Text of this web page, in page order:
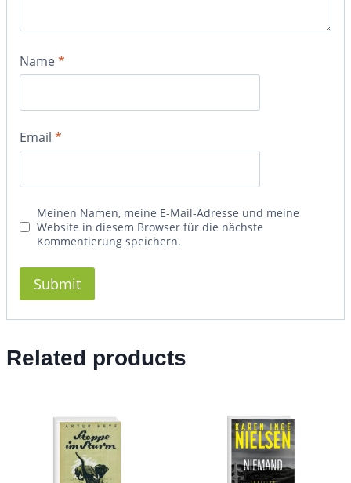
Name*
Email *
Meinen Namen, meine E-Mail-Adresse und meine
Website in diesem Browser für die nächste
Kommentierung speichern.
Related products